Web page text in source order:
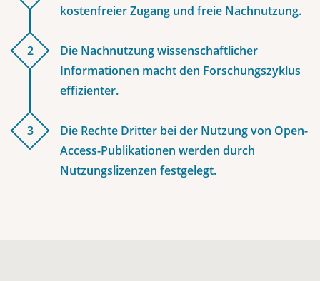
kostenfreier Zugang und freie Nachnutzung.
2
Die Nachnutzung wissenschaftlicher
Informationen macht den Forschungszyklus
effizienter.
3
Die Rechte Dritter bei der Nutzung von Open-
Access-Publikationen werden durch
Nutzungslizenzen festgelegt.